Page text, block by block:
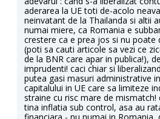
aderarea la UE toti de-acolo
neinvatant de la Thailanda si altii
numai miere, ca Romania e
crestere ca e prea jos si nu poate
(poti sa cauti articole sa vezi ce
de la BNR care apar in publica!),
imprudenti! caci chiar si
putea gasi masuri administrative
capitalului in UE care sa limiteze
straine cu risc mare de mismatch!
tina inflatia sub control, asa au